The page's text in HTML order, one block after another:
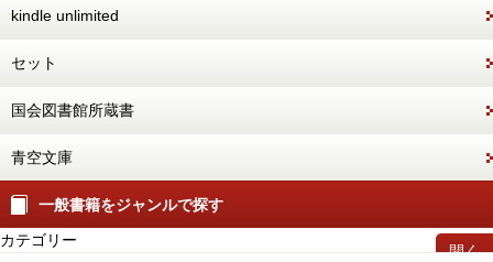
kindle unlimited
セット
国会図書館所蔵書
青空文庫
一般書籍をジャンルで探す
開く
カテゴリー